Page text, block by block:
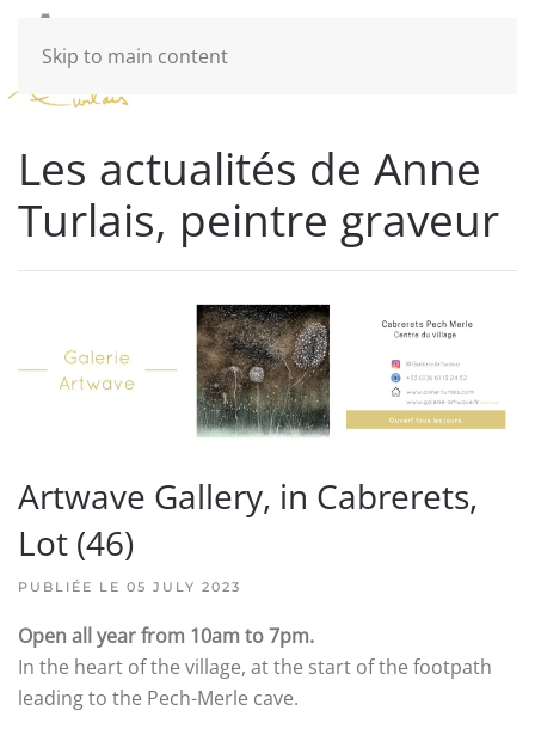
Skip to main content
Les actualités de Anne
Turlais, peintre graveur
Artwave Gallery, in Cabrerets,
Lot (46)
PUBLIÉE LE 05 JULY 2023
Open all year from 10am to 7pm.
In the heart of the village, at the start of the footpath
leading to the Pech-Merle cave.